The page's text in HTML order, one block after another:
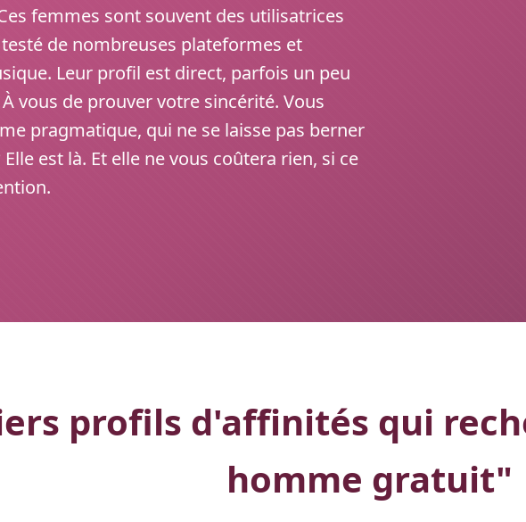
femmes sont souvent des utilisatrices
de nombreuses plateformes et
Leur profil est direct, parfois un peu
vous de prouver votre sincérité. Vous
pragmatique, qui ne se laisse pas berner
est là. Et elle ne vous coûtera rien, si ce
profils d'affinités qui
homme gratuit"